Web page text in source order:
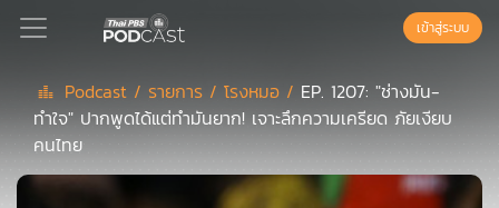
Podcast
เข้าสู่ระบบ
Podcast / รายการ /โรงหมอ / EP. 1207: "ช่างมัน-
ทำใจ" ปากพูดได้แต่ทำมันยาก! เจาะลึกความเครียด ภัยเงียบ
คนไทย